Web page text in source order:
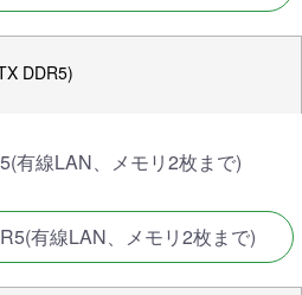
DDR5)
有線LAN、メモリ2枚まで)
有線LAN、メモリ2枚まで)